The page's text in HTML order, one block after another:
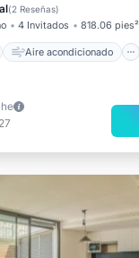
(2 Reseñas)
4 Invitados 818.06 pies²
Aire acondicionado
Apto para niños